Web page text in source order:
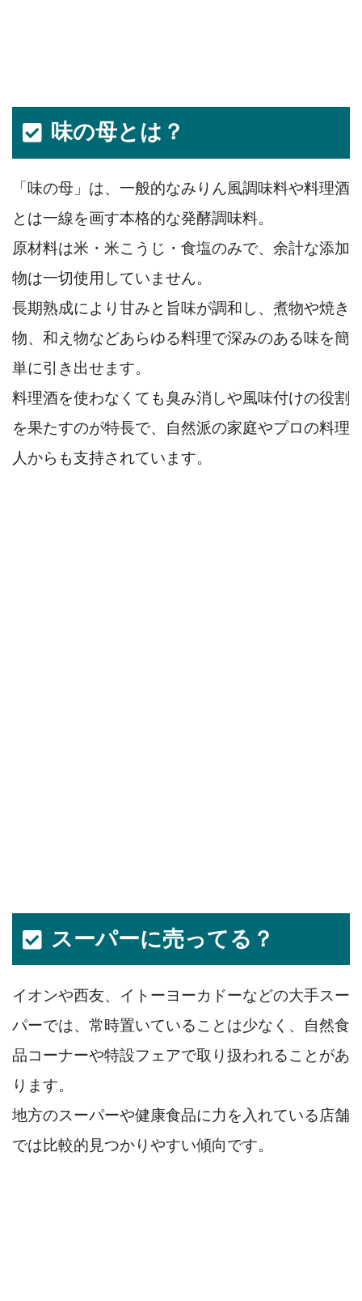
味の母とは？
「味の母」は、一般的なみりん風調味料や料理酒
とは一線を画す本格的な発酵調味料。
原材料は米・米こうじ・食塩のみで、余計な添加
物は一切使用していません。
長期熟成により甘みと旨味が調和し、煮物や焼き
物、和え物などあらゆる料理で深みのある味を簡
単に引き出せます。
料理酒を使わなくても臭み消しや風味付けの役割
を果たすのが特長で、自然派の家庭やプロの料理
人からも支持されています。
スーパーに売ってる？
イオンや西友、イトーヨーカドーなどの大手スー
パーでは、常時置いていることは少なく、自然食
品コーナーや特設フェアで取り扱われることがあ
ります。
地方のスーパーや健康食品に力を入れている店舗
では比較的見つかりやすい傾向です。